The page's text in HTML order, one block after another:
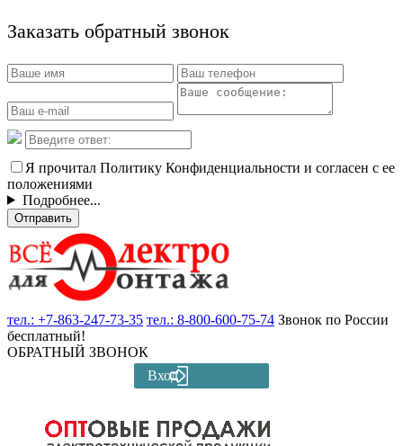
Заказать обратный звонок
Я прочитал Политику Конфиденциальности и согласен с ее
положениями
Подробнее...
Отправить
тел.: +7-863-247-73-35 тел.: 8-800-600-75-74 Звонок по России
бесплатный!
ОБРАТНЫЙ ЗВОНОК
Вход